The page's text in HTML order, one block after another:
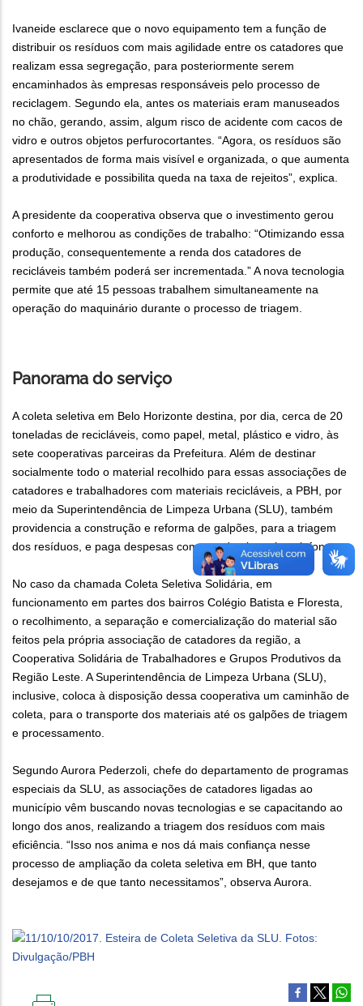
Ivaneide esclarece que o novo equipamento tem a função de
distribuir os resíduos com mais agilidade entre os catadores que
realizam essa segregação, para posteriormente serem
encaminhados às empresas responsáveis pelo processo de
reciclagem. Segundo ela, antes os materiais eram manuseados
no chão, gerando, assim, algum risco de acidente com cacos de
vidro e outros objetos perfurocortantes. “Agora, os resíduos são
apresentados de forma mais visível e organizada, o que aumenta
a produtividade e possibilita queda na taxa de rejeitos”, explica.
A presidente da cooperativa observa que o investimento gerou
conforto e melhorou as condições de trabalho: “Otimizando essa
produção, consequentemente a renda dos catadores de
recicláveis também poderá ser incrementada.” A nova tecnologia
permite que até 15 pessoas trabalhem simultaneamente na
operação do maquinário durante o processo de triagem.
Panorama do serviço
A coleta seletiva em Belo Horizonte destina, por dia, cerca de 20
toneladas de recicláveis, como papel, metal, plástico e vidro, às
sete cooperativas parceiras da Prefeitura. Além de destinar
socialmente todo o material recolhido para essas associações de
catadores e trabalhadores com materiais recicláveis, a PBH, por
meio da Superintendência de Limpeza Urbana (SLU), também
providencia a construção e reforma de galpões, para a triagem
dos resíduos, e paga despesas como as de aluguel e telefone.
No caso da chamada Coleta Seletiva Solidária, em
funcionamento em partes dos bairros Colégio Batista e Floresta,
o recolhimento, a separação e comercialização do material são
feitos pela própria associação de catadores da região, a
Cooperativa Solidária de Trabalhadores e Grupos Produtivos da
Região Leste. A Superintendência de Limpeza Urbana (SLU),
inclusive, coloca à disposição dessa cooperativa um caminhão de
coleta, para o transporte dos materiais até os galpões de triagem
e processamento.
Segundo Aurora Pederzoli, chefe do departamento de programas
especiais da SLU, as associações de catadores ligadas ao
município vêm buscando novas tecnologias e se capacitando ao
longo dos anos, realizando a triagem dos resíduos com mais
eficiência. “Isso nos anima e nos dá mais confiança nesse
processo de ampliação da coleta seletiva em BH, que tanto
desejamos e de que tanto necessitamos”, observa Aurora.